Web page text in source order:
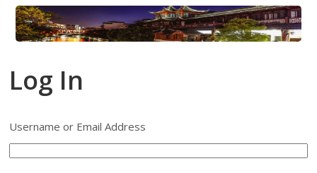
Log In
Username or Email Address